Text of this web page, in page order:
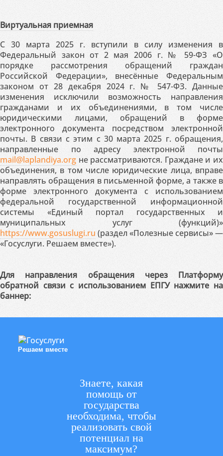
Виртуальная приемная
С 30 марта 2025 г. вступили в силу изменения в
Федеральный закон от 2 мая 2006 г. № 59-ФЗ «О
порядке рассмотрения обращений граждан
Российской Федерации», внесённые Федеральным
законом от 28 декабря 2024 г. № 547-ФЗ. Данные
изменения исключили возможность направления
гражданами и их объединениями, в том числе
юридическими лицами, обращений в форме
электронного документа посредством электронной
почты. В связи с этим с 30 марта 2025 г. обращения,
направленные по адресу электронной почты
mail@laplandiya.org не рассматриваются. Граждане и их
объединения, в том числе юридические лица, вправе
направлять обращения в письменной форме, а также в
форме электронного документа с использованием
федеральной государственной информационной
системы «Единый портал государственных и
муниципальных услуг (функций)»
https://www.gosuslugi.ru (раздел «Полезные сервисы» —
«Госуслуги. Решаем вместе»).
Для направления обращения через Платформу
обратной связи с использованием ЕПГУ нажмите на
баннер:
Решаем вместе
Знаете, какая
помощь от
государства
необходима, чтобы
реализовать свой
потенциал на
максимум?